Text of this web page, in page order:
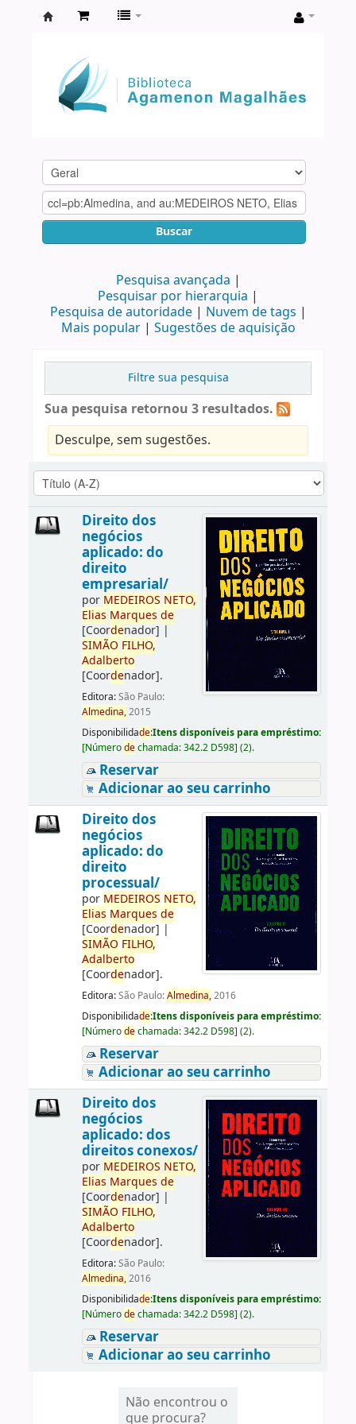
Agamenon
Magalhães
Buscar
Pesquisa avançada
Pesquisar por hierarquia
Pesquisa de autoridade
Nuvem de tags
Mais popular
Sugestões de aquisição
Filtre sua pesquisa
Sua pesquisa retornou 3 resultados.
Desculpe, sem sugestões.
Direito dos
negócios
aplicado: do
direito
empresarial/
por MEDEIROS NETO,
Elias Marques de
[Coordenador] |
SIMÃO FILHO,
Adalberto
[Coordenador].
Editora:São Paulo:
Almedina,2015
Disponibilidade:Itens disponíveis para empréstimo:
[Númerodechamada:342.2 D598] (2).
Reservar
Adicionar ao seu carrinho
Direito dos
negócios
aplicado: do
direito
processual/
por MEDEIROS NETO,
Elias Marques de
[Coordenador] |
SIMÃO FILHO,
Adalberto
[Coordenador].
Editora:São Paulo:Almedina,2016
Disponibilidade:Itens disponíveis para empréstimo:
[Númerodechamada:342.2 D598] (2).
Reservar
Adicionar ao seu carrinho
Direito dos
negócios
aplicado: dos
direitos conexos/
por MEDEIROS NETO,
Elias Marques de
[Coordenador] |
SIMÃO FILHO,
Adalberto
[Coordenador].
Editora:São Paulo:
Almedina,2016
Disponibilidade:Itens disponíveis para empréstimo:
[Númerodechamada:342.2 D598] (2).
Reservar
Adicionar ao seu carrinho
Não encontrou o
que procura?